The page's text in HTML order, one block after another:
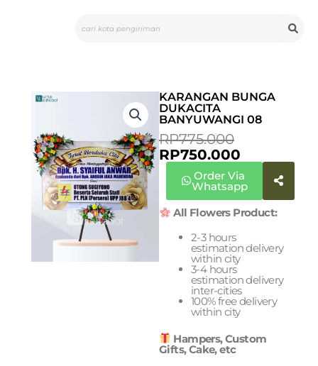
KARANGAN BUNGA
DUKACITA
BANYUWANGI 08
RP775.000
WAS:
RP775.000.
RP750.000
IS:
RP750.000.
Order Via
Whatsapp
All Flowers Product:
2-3 hours
estimation delivery
within city
3-4 hours
estimation delivery
inter-cities
100% free delivery
within city
Hampers, Custom
Gifts, Cake, etc